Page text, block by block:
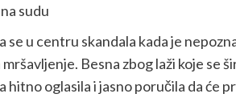
sudu
se u centru skandala kada je
Besna zbog laži koje se
hitno oglasila i jasno poručila da će